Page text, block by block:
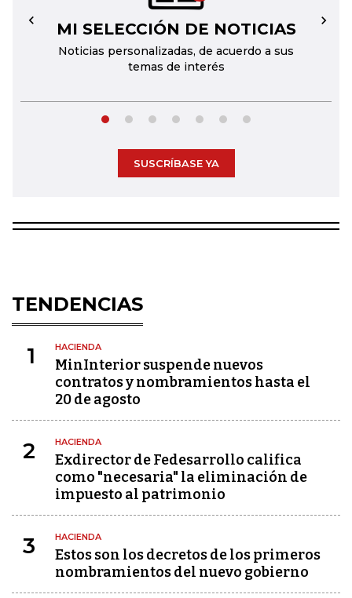
MI SELECCIÓN DE NOTICIAS
Noticias personalizadas, de acuerdo a sus
temas de interés
← →
SUSCRÍBASE YA
TENDENCIAS
1 HACIENDA
MinInterior suspende nuevos
contratos y nombramientos hasta el
20 de agosto
2 HACIENDA
Exdirector de Fedesarrollo califica
como "necesaria" la eliminación de
impuesto al patrimonio
3 HACIENDA
Estos son los decretos de los primeros
nombramientos del nuevo gobierno